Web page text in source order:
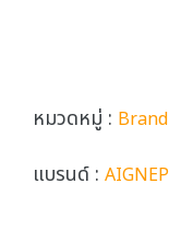
หมวดหมู่ : Brand
แบรนด์ : AIGNEP